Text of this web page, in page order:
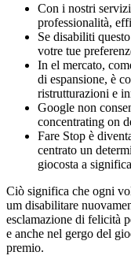
Con i nostri
professionalità,
Se disabiliti
votre tue
In el mercato,
di espansione, è
ristrutturazioni e
Google non
concentrating on
Fare Stop è
centrato un
giocosta a
Ciò significa che ogni
um disabilitare
esclamazione di felicità
e anche nel gergo del
premio.